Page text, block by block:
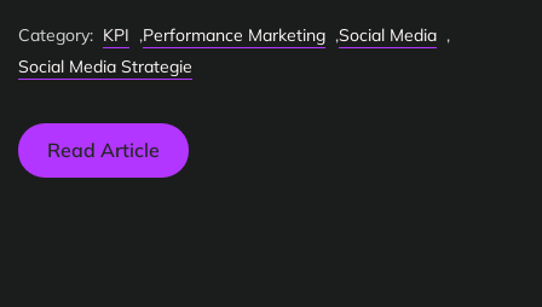
Category: KPI ,Performance Marketing ,Social Media ,
Social Media Strategie
Read Article